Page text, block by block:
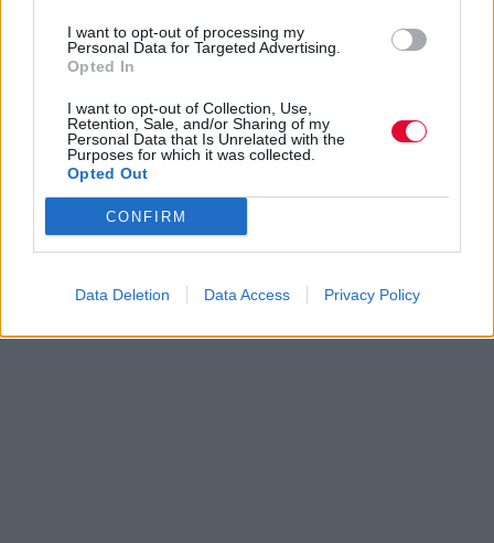
I want to opt-out of processing my
Personal Data for Targeted Advertising.
Opted In
I want to opt-out of Collection, Use,
Retention, Sale, and/or Sharing of my
Personal Data that Is Unrelated with the
Purposes for which it was collected.
Opted Out
CONFIRM
Data Deletion Data Access Privacy Policy